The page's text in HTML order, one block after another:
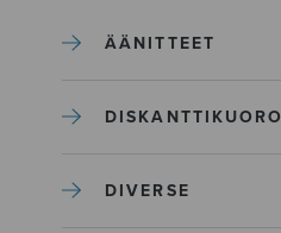
ÄÄNITTEET
DISKANTTIKUORO
DIVERSE